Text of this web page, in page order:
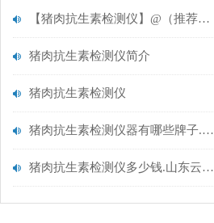
【猪肉抗生素检测仪】@（推荐）猪肉抗生素检测仪@猪肉抗生素检测仪
猪肉抗生素检测仪简介
猪肉抗生素检测仪
猪肉抗生素检测仪器有哪些牌子.推荐山东云唐实力厂家
猪肉抗生素检测仪多少钱.山东云唐新品报价